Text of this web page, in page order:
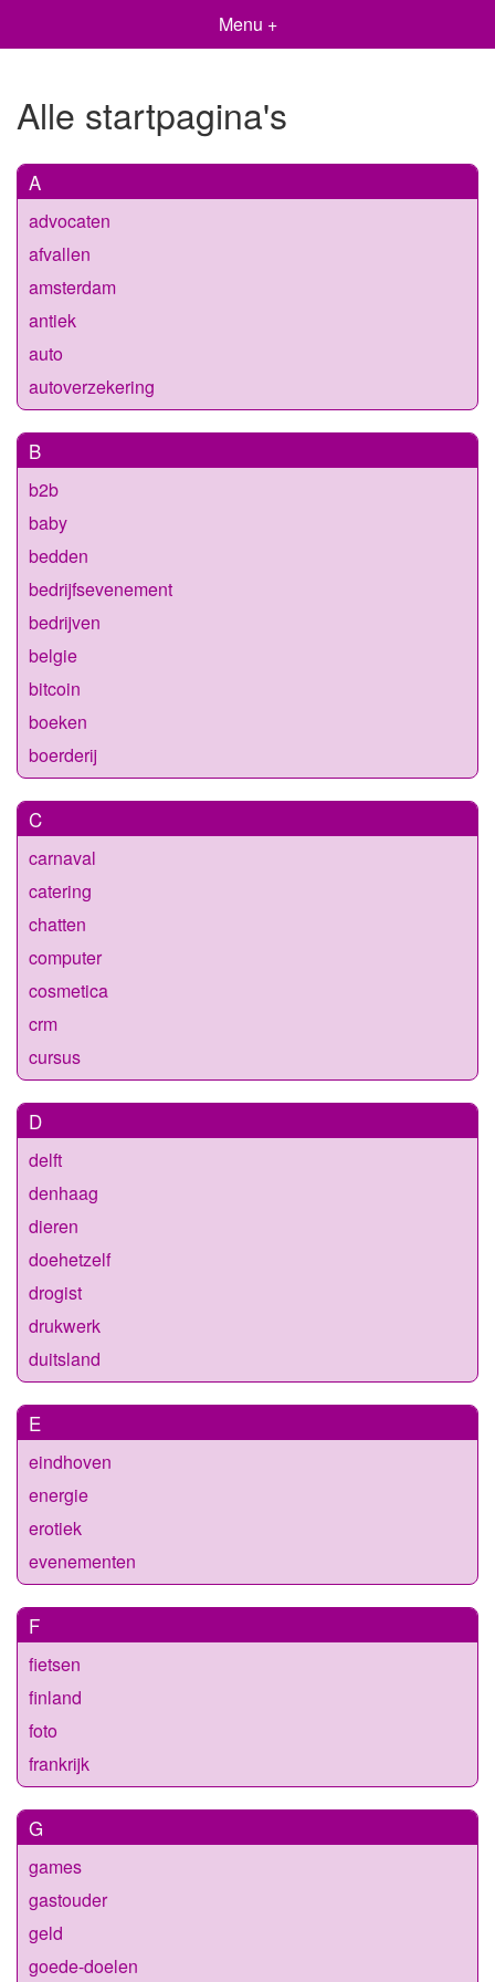
Menu +
Alle startpagina's
A
advocaten
afvallen
amsterdam
antiek
auto
autoverzekering
B
b2b
baby
bedden
bedrijfsevenement
bedrijven
belgie
bitcoin
boeken
boerderij
C
carnaval
catering
chatten
computer
cosmetica
crm
cursus
D
delft
denhaag
dieren
doehetzelf
drogist
drukwerk
duitsland
E
eindhoven
energie
erotiek
evenementen
F
fietsen
finland
foto
frankrijk
G
games
gastouder
geld
goede-doelen